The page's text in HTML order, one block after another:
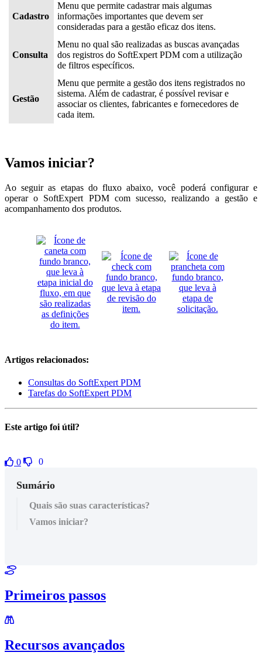
Cadastro
Menu que permite cadastrar mais algumas
informações importantes que devem ser
consideradas para a gestão eficaz dos itens.
Consulta
Menu no qual são realizadas as buscas avançadas
dos registros do SoftExpert PDM com a utilização
de filtros específicos.
Gestão
Menu que permite a gestão dos itens registrados no
sistema. Além de cadastrar, é possível revisar e
associar os clientes, fabricantes e fornecedores de
cada item.
Vamos iniciar?
Ao seguir as etapas do fluxo abaixo, você poderá configurar e
operar o SoftExpert PDM com sucesso, realizando a gestão e
acompanhamento dos produtos.
Artigos relacionados:
Consultas do SoftExpert PDM
Tarefas do SoftExpert PDM
Este artigo foi útil?
0 0
Sumário
Quais são suas características?
Vamos iniciar?
Primeiros passos
Recursos avançados